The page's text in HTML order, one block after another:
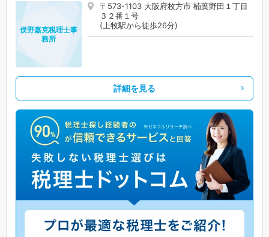
〒573-1103 大阪府枚方市 楠葉野田１丁目
３２番１号
(上牧駅から徒歩26分)
俣野嘉克税理士事
務所
詳細を見る